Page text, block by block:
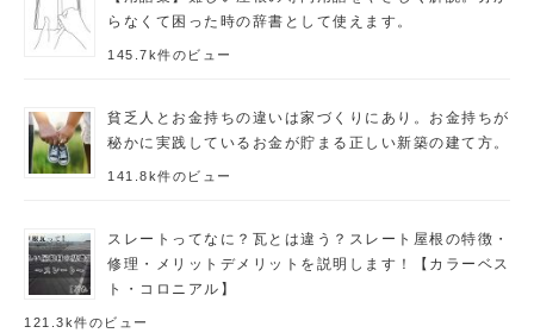
らなくて困った時の辞書として使えます。
145.7k件のビュー
貧乏人とお金持ちの違いは家づくりにあり。お金持ちが
秘かに実践しているお金が貯まる正しい新築の建て方。
141.8k件のビュー
スレートってなに？瓦とは違う？スレート屋根の特徴・
修理・メリットデメリットを説明します！【カラーベス
ト・コロニアル】
121.3k件のビュー